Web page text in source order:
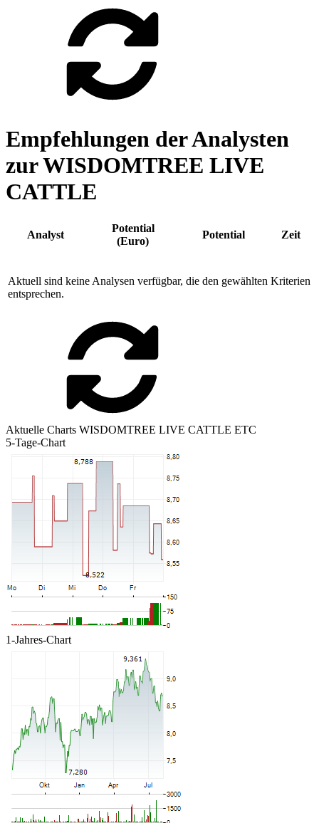
Empfehlungen der Analysten
zur WISDOMTREE LIVE
CATTLE
Analyst
Potential
(Euro)
Potential Zeit
Aktuell sind keine Analysen verfügbar, die den gewählten Kriterien
entsprechen.
Aktuelle Charts WISDOMTREE LIVE CATTLE ETC
5-Tage-Chart
1-Jahres-Chart